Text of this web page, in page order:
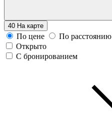
40 На карте
По цене
По расстоянию
Открыто
С бронированием